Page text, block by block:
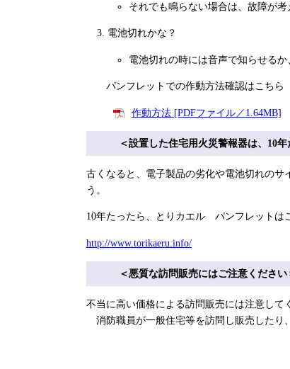
それでも鳴らない場合は、故障が
電池切れかな？
電池切れの時には音声で知らせる
パンフレットでの作動方法確認はこちら
作動方法 [PDFファイル／1.64MB]
＜設置した住宅用火災警報器は、10
古くなると、電子製品の劣化や電池切れのサ
う。
10年たったら、とりカエル パンフレットは
http://www.torikaeru.info/
＜悪質な訪問販売にはご注意ください
不当に高い価格による訪問販売には注意して
消防職員が一般住宅等を訪問し販売したり